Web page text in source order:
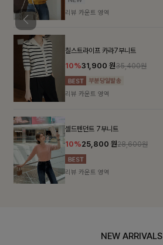
리뷰 카운트 영역
칠스트라이프 카라7부니트
10%31,900원35,400원
리뷰 카운트 영역
셀드펜던트 7부니트
10%25,800원28,600원
리뷰 카운트 영역
NEW ARRIVALS